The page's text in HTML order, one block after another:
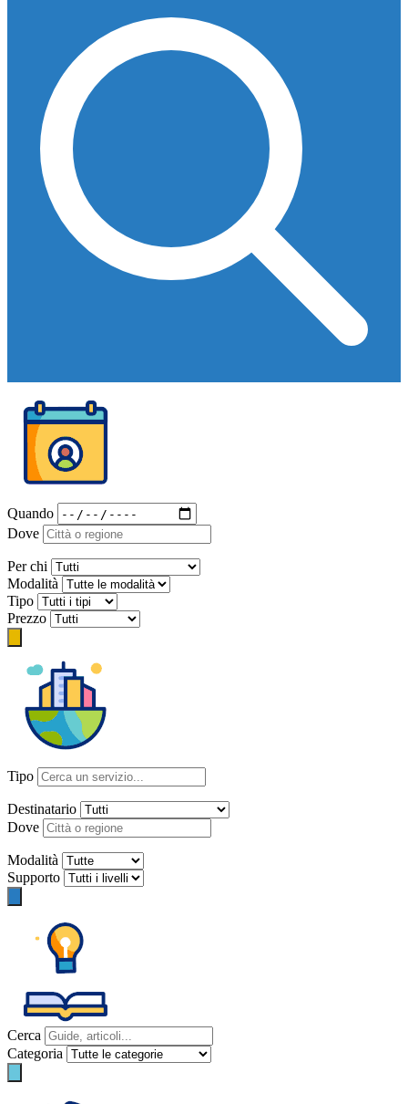
Quando
Dove
Per chi
Modalità
Tipo
Prezzo
Tipo
Destinatario
Dove
Modalità
Supporto
Cerca
Categoria